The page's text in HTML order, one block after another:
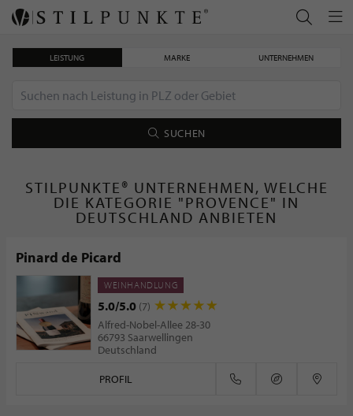
LEISTUNG MARKE UNTERNEHMEN
SUCHEN
STILPUNKTE® UNTERNEHMEN, WELCHE
DIE KATEGORIE "PROVENCE" IN
DEUTSCHLAND ANBIETEN
Pinard de Picard
WEINHANDLUNG
5.0/5.0 (7)
Alfred-Nobel-Allee 28-30
66793 Saarwellingen
Deutschland
PROFIL